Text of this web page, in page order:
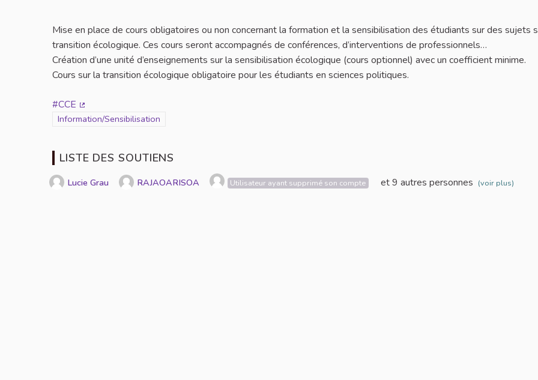
Mise en place de cours obligatoires ou non concernant la formation et la sensibilisation des étudiants sur des sujets
transition écologique. Ces cours seront accompagnés de conférences, d’interventions de professionnels…
Création d’une unité d’enseignements sur la sensibilisation écologique (cours optionnel) avec un coefficient minime.
Cours sur la transition écologique obligatoire pour les étudiants en sciences politiques.
#CCE
(Lien externe)
Filtrer les résultats de la catégorie : Information/Sensibilisation
Information/Sensibilisation
LISTE DES SOUTIENS
Lucie Grau RAJAOARISOA Utilisateur ayant supprimé son compte et 9 autres personnes (voir plus)